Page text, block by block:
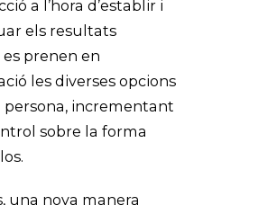
a l’hora d’establir i
els resultats
prenen en
les diverses opcions
persona, incrementant
sobre la forma
una nova manera